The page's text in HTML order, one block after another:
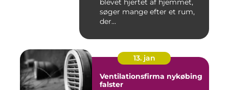
blevet hjertet af hjemmet,
søger mange efter et rum,
der...
13. jan
Ventilationsfirma nykøbing
falster